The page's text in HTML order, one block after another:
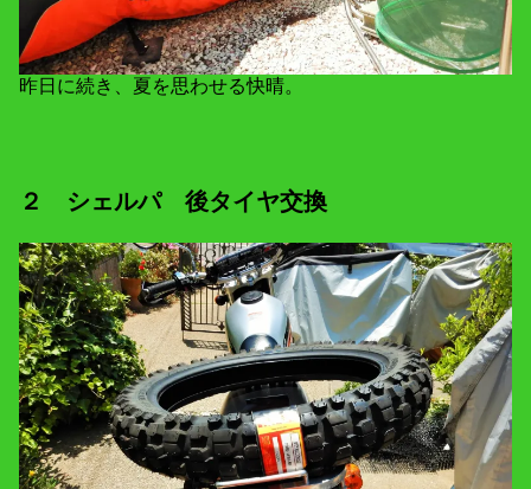
昨日に続き、夏を思わせる快晴。
２ シェルパ 後タイヤ交換